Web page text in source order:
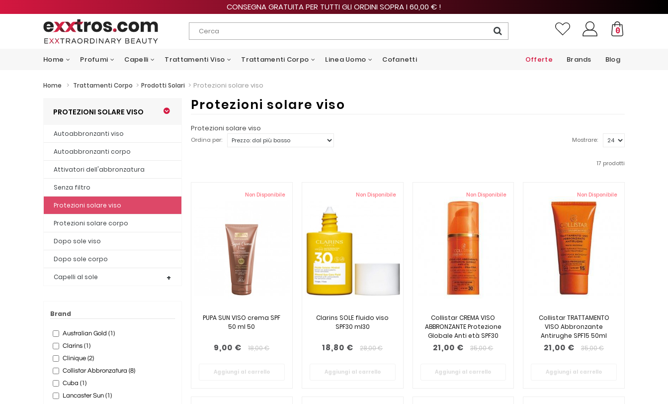
CONSEGNA GRATUITA PER TUTTI GLI ORDINI SOPRA I 60,00 € !
0
Home Profumi Capelli Trattamenti Viso Trattamenti Corpo Linea Uomo Cofanetti Blog
Brands
Offerte
Home > Trattamenti Corpo > Prodotti Solari > Protezioni solare viso
PROTEZIONI SOLARE VISO
Autoabbronzanti viso
Autoabbronzanti corpo
Attivatori dell'abbronzatura
Senza filtro
Protezioni solare viso
Protezioni solare corpo
Dopo sole viso
Dopo sole corpo
Capelli al sole
Brand
Australian Gold (1)
Clarins (1)
Clinique (2)
Collistar Abbronzatura (8)
Cuba (1)
Lancaster Sun (1)
Protezioni solare viso
Protezioni solare viso
Ordina per: Mostrare:
17 prodotti
Non Disponibile
PUPA SUN VISO crema SPF
50 ml 50
9,00 € 18,00 €
Aggiungi al carrello
Non Disponibile
Clarins SOLE fluido viso
SPF30 ml30
18,80 € 28,00 €
Aggiungi al carrello
Non Disponibile
Collistar CREMA VISO
ABBRONZANTE Protezione
Globale Anti età SPF30
50ml
21,00 € 35,00 €
Aggiungi al carrello
Non Disponibile
Collistar TRATTAMENTO
VISO Abbronzante
Antirughe SPF15 50ml
21,00 € 35,00 €
Aggiungi al carrello